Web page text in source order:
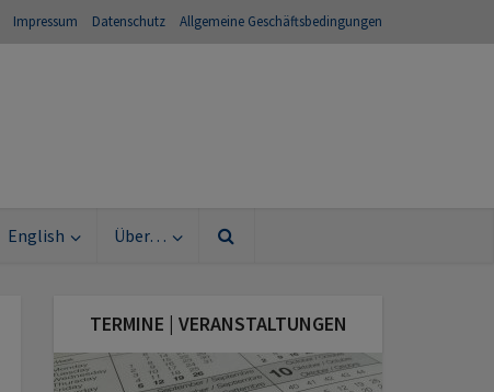
Impressum Datenschutz Allgemeine Geschäftsbedingungen
English Über…
TERMINE | VERANSTALTUNGEN